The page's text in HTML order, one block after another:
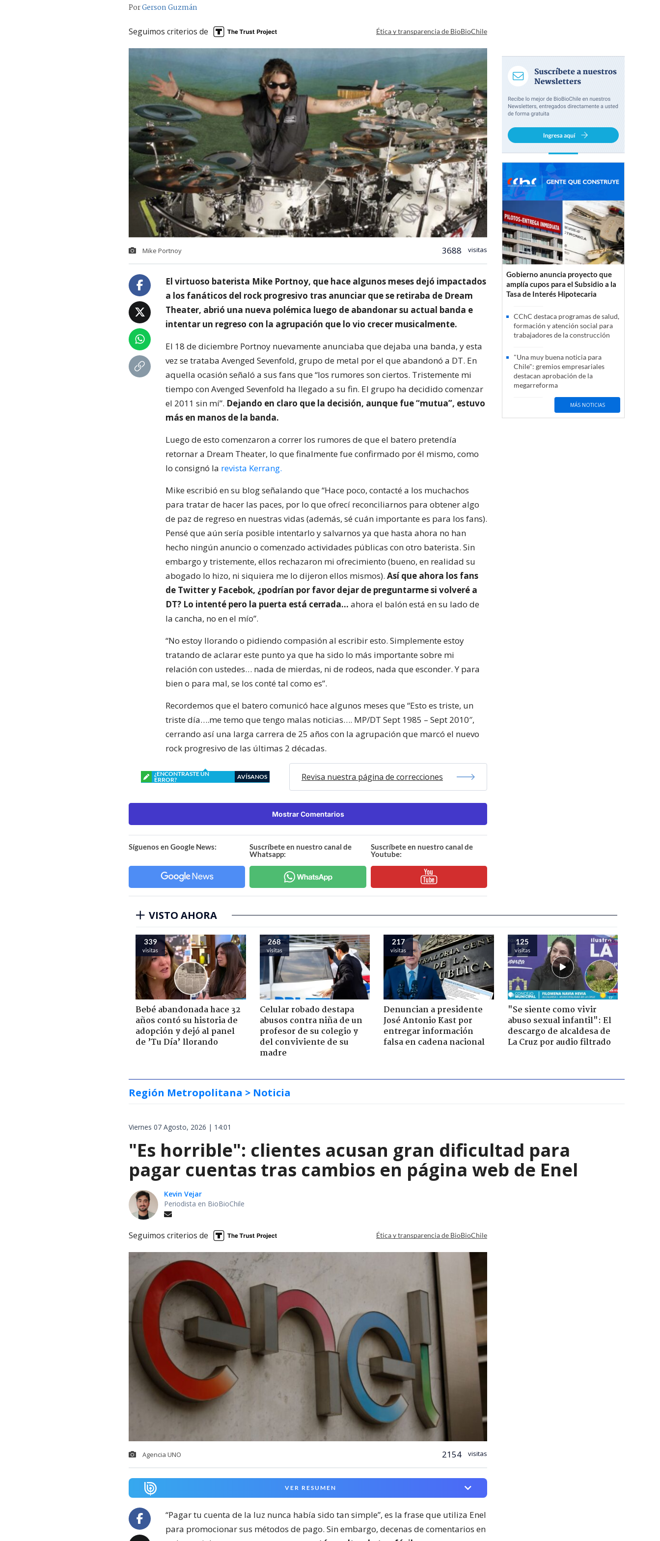
PorGerson Guzmán
Seguimos criterios de Ética y transparencia de BioBioChile
Mike Portnoy 3688 visitas
El virtuoso baterista Mike Portnoy, que hace algunos meses dejó impactados
a los fanáticos del rock progresivo tras anunciar que se retiraba de Dream
Theater, abrió una nueva polémica luego de abandonar su actual banda e
intentar un regreso con la agrupación que lo vio crecer musicalmente.
El 18 de diciembre Portnoy nuevamente anunciaba que dejaba una banda, y esta
vez se trataba Avenged Sevenfold, grupo de metal por el que abandonó a DT. En
aquella ocasión señaló a sus fans que “los rumores son ciertos. Tristemente mi
tiempo con Avenged Sevenfold ha llegado a su fin. El grupo ha decidido comenzar
el 2011 sin mí”. Dejando en claro que la decisión, aunque fue “mutua”, estuvo
más en manos de la banda.
Luego de esto comenzaron a correr los rumores de que el batero pretendía
retornar a Dream Theater, lo que finalmente fue confirmado por él mismo, como
lo consignó la revista Kerrang.
Mike escribió en su blog señalando que “Hace poco, contacté a los muchachos
para tratar de hacer las paces, por lo que ofrecí reconciliarnos para obtener algo
de paz de regreso en nuestras vidas (además, sé cuán importante es para los fans).
Pensé que aún sería posible intentarlo y salvarnos ya que hasta ahora no han
hecho ningún anuncio o comenzado actividades públicas con otro baterista. Sin
embargo y tristemente, ellos rechazaron mi ofrecimiento (bueno, en realidad su
abogado lo hizo, ni siquiera me lo dijeron ellos mismos). Así que ahora los fans
de Twitter y Facebok, ¿podrían por favor dejar de preguntarme si volveré a
DT? Lo intenté pero la puerta está cerrada… ahora el balón está en su lado de
la cancha, no en el mío”.
“No estoy llorando o pidiendo compasión al escribir esto. Simplemente estoy
tratando de aclarar este punto ya que ha sido lo más importante sobre mi
relación con ustedes… nada de mierdas, ni de rodeos, nada que esconder. Y para
bien o para mal, se los conté tal como es”.
Recordemos que el batero comunicó hace algunos meses que “Esto es triste, un
triste día….me temo que tengo malas noticias…. MP/DT Sept 1985 – Sept 2010″,
cerrando así una larga carrera de 25 años con la agrupación que marcó el nuevo
rock progresivo de las últimas 2 décadas.
¿ENCONTRASTE UN
ERROR?
AVÍSANOS Revisa nuestra página de correcciones
Mostrar Comentarios
Síguenos en Google News:
Suscríbete en nuestro canal de
Whatsapp:
Suscríbete en nuestro canal de
Youtube:
Gobierno anuncia proyecto que
amplía cupos para el Subsidio a la
Tasa de Interés Hipotecaria
CChC destaca programas de salud,
formación y atención social para
trabajadores de la construcción
"Una muy buena noticia para
Chile": gremios empresariales
destacan aprobación de la
megarreforma
MÁS NOTICIAS
VISTO AHORA
339
visitas
Bebé abandonada hace 32
años contó su historia de
adopción y dejó al panel
de ’Tu Día’ llorando
268
visitas
Celular robado destapa
abusos contra niña de un
profesor de su colegio y
del conviviente de su
madre
217
visitas
Denuncian a presidente
José Antonio Kast por
entregar información
falsa en cadena nacional
125
visitas
"Se siente como vivir
abuso sexual infantil": El
descargo de alcaldesa de
La Cruz por audio filtrado
Región Metropolitana > Noticia
Viernes 07 Agosto, 2026 | 14:01
"Es horrible": clientes acusan gran dificultad para
pagar cuentas tras cambios en página web de Enel
Kevin Vejar
Periodista en BioBioChile
Seguimos criterios de Ética y transparencia de BioBioChile
Agencia UNO 2154 visitas
VER RESUMEN
“Pagar tu cuenta de la luz nunca había sido tan simple”, es la frase que utiliza Enel
para promocionar sus métodos de pago. Sin embargo, decenas de comentarios en